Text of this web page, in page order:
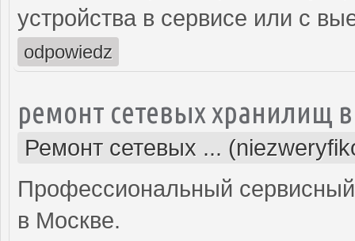
устройства в сервисе или с
odpowiedz
ремонт сетевых хранилищ
Ремонт сетевых ...
Профессиональный
в Москве.